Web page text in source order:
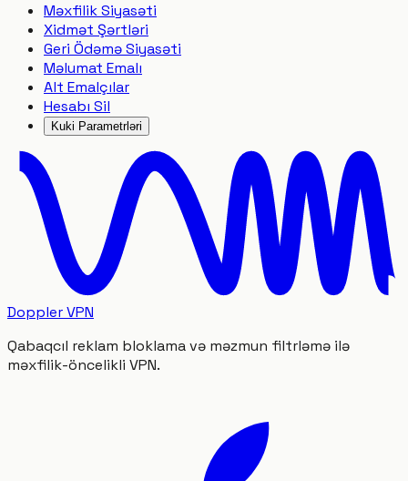
Məxfilik Siyasəti
Xidmət Şərtləri
Geri Ödəmə Siyasəti
Məlumat Emalı
Alt Emalçılar
Hesabı Sil
Kuki Parametrləri
Doppler VPN
Qabaqcıl reklam bloklama və məzmun filtrləmə ilə
məxfilik-öncelikli VPN.